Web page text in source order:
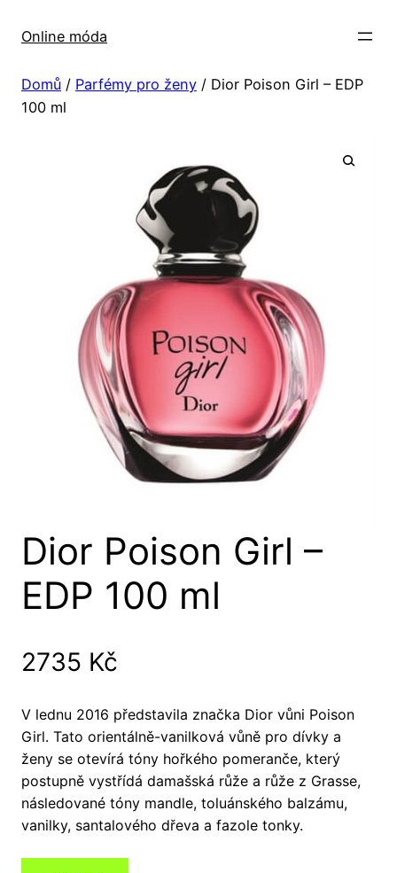
Online móda
Domů / Parfémy pro ženy / Dior Poison Girl – EDP
100 ml
Dior Poison Girl –
EDP 100 ml
2735 Kč
V lednu 2016 představila značka Dior vůni Poison
Girl. Tato orientálně-vanilková vůně pro dívky a
ženy se otevírá tóny hořkého pomeranče, který
postupně vystřídá damašská růže a růže z Grasse,
následované tóny mandle, toluánského balzámu,
vanilky, santalového dřeva a fazole tonky.